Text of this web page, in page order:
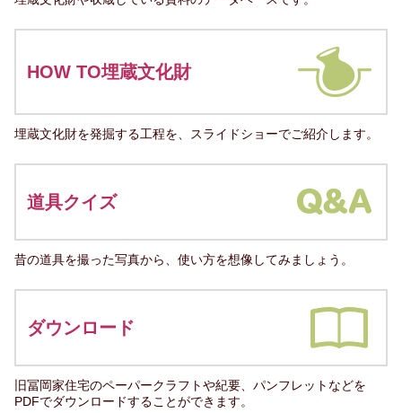
HOW TO埋蔵文化財
埋蔵文化財を発掘する工程を、スライドショーでご紹介します。
道具クイズ
昔の道具を撮った写真から、使い方を想像してみましょう。
ダウンロード
旧冨岡家住宅のペーパークラフトや紀要、パンフレットなどを
PDFでダウンロードすることができます。